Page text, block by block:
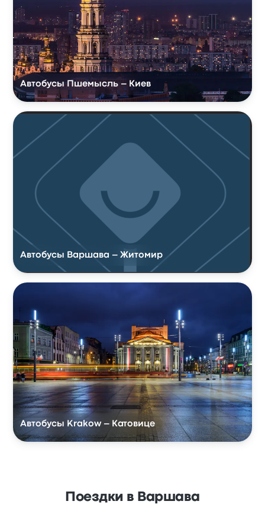
Автобусы Пшемысль – Киев
Автобусы Варшава – Житомир
Автобусы Krakow – Катовице
Поездки в Варшава